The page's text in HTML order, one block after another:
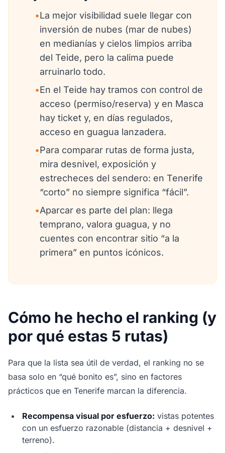
•La mejor visibilidad suele llegar con
inversión de nubes (mar de nubes)
en medianías y cielos limpios arriba
del Teide, pero la calima puede
arruinarlo todo.
•En el Teide hay tramos con control de
acceso (permiso/reserva) y en Masca
hay ticket y, en días regulados,
acceso en guagua lanzadera.
•Para comparar rutas de forma justa,
mira desnivel, exposición y
estrecheces del sendero: en Tenerife
“corto” no siempre significa “fácil”.
•Aparcar es parte del plan: llega
temprano, valora guagua, y no
cuentes con encontrar sitio “a la
primera” en puntos icónicos.
Cómo he hecho el ranking (y
por qué estas 5 rutas)
Para que la lista sea útil de verdad, el ranking no se
basa solo en “qué bonito es”, sino en factores
prácticos que en Tenerife marcan la diferencia.
Recompensa visual por esfuerzo: vistas potentes
con un esfuerzo razonable (distancia + desnivel +
terreno).